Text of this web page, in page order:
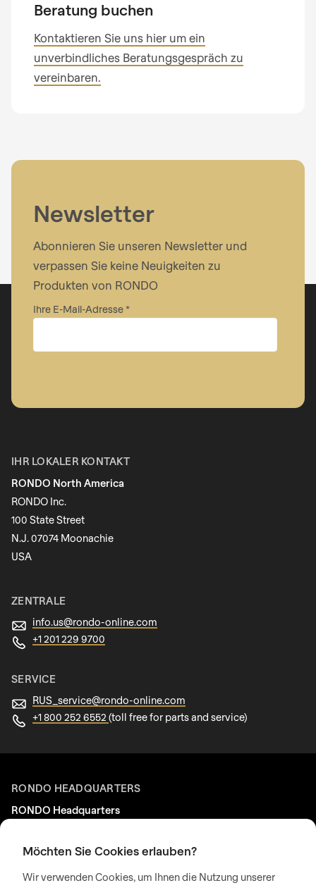
Beratung buchen
Kontaktieren Sie uns hier um ein
unverbindliches Beratungsgespräch zu
vereinbaren.
Newsletter
Abonnieren Sie unseren Newsletter und
verpassen Sie keine Neuigkeiten zu
Produkten von RONDO
Ihre E-Mail-Adresse
Nachname
IHR LOKALER KONTAKT
RONDO North America
RONDO Inc.
100 State Street
N.J. 07074 Moonachie
USA
ZENTRALE
info.us@rondo-online.com
+1 201 229 9700
SERVICE
RUS_service@rondo-online.com
+1 800 252 6552 (toll free for parts and service)
RONDO HEADQUARTERS
RONDO Headquarters
Heimiswilstrasse 42
Schweiz
Möchten Sie Cookies erlauben?
Wir verwenden Cookies, um Ihnen die Nutzung unserer